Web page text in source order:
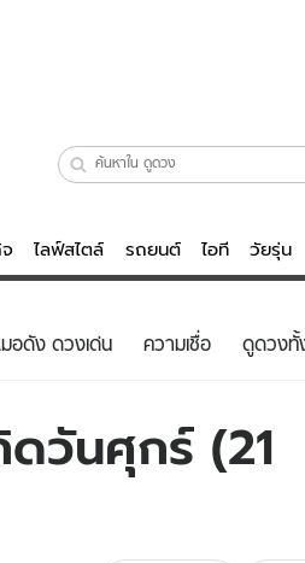
ไลฟ์สไตล์ รถยนต์ ไอที วัยรุ่น
ไลฟ์สไตล์
วัยรุ่น
อดัง ดวงเด่น ความเชื่อ ดูดวงทั้
ดวันศุกร์ (21